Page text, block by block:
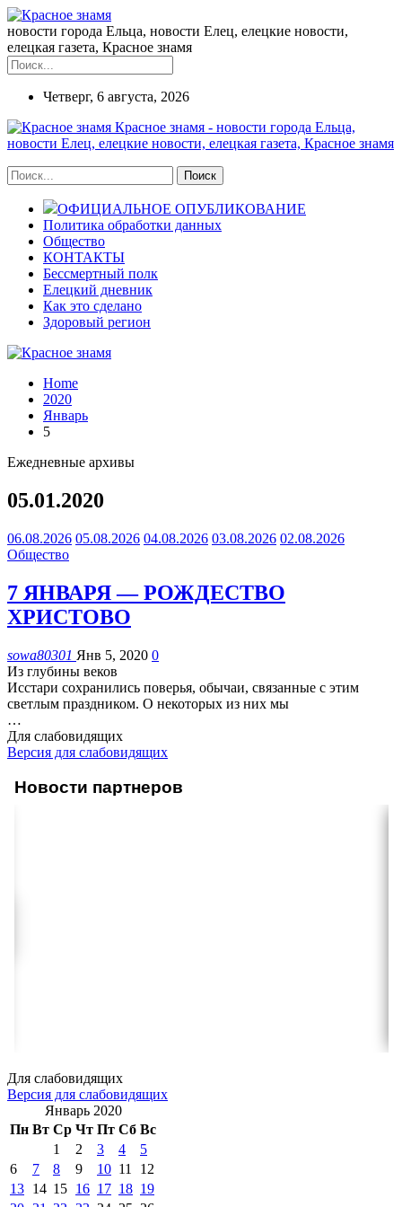
новости города Ельца, новости Елец, елецкие новости,
елецкая газета, Красное знамя
Четверг, 6 августа, 2026
Красное знамя - новости города Ельца,
новости Елец, елецкие новости, елецкая газета, Красное знамя
ОФИЦИАЛЬНОЕ ОПУБЛИКОВАНИЕ
Политика обработки данных
Общество
КОНТАКТЫ
Бессмертный полк
Елецкий дневник
Как это сделано
Здоровый регион
Home
2020
Январь
5
Ежедневные архивы
05.01.2020
06.08.2026 05.08.2026 04.08.2026 03.08.2026 02.08.2026
Общество
7 ЯНВАРЯ — РОЖДЕСТВО
ХРИСТОВО
sowa80301 Янв 5, 2020 0
Из глубины веков
Исстари сохранились поверья, обычаи, связанные с этим
светлым праздником. О некоторых из них мы
…
Для слабовидящих
Версия для слабовидящих
Новости партнеров
Для слабовидящих
Версия для слабовидящих
Январь 2020
Пн Вт Ср Чт Пт Сб Вс
1
2 3 4
5
6
7 8 9 10 11
12
13 14 15 16 17 18 19